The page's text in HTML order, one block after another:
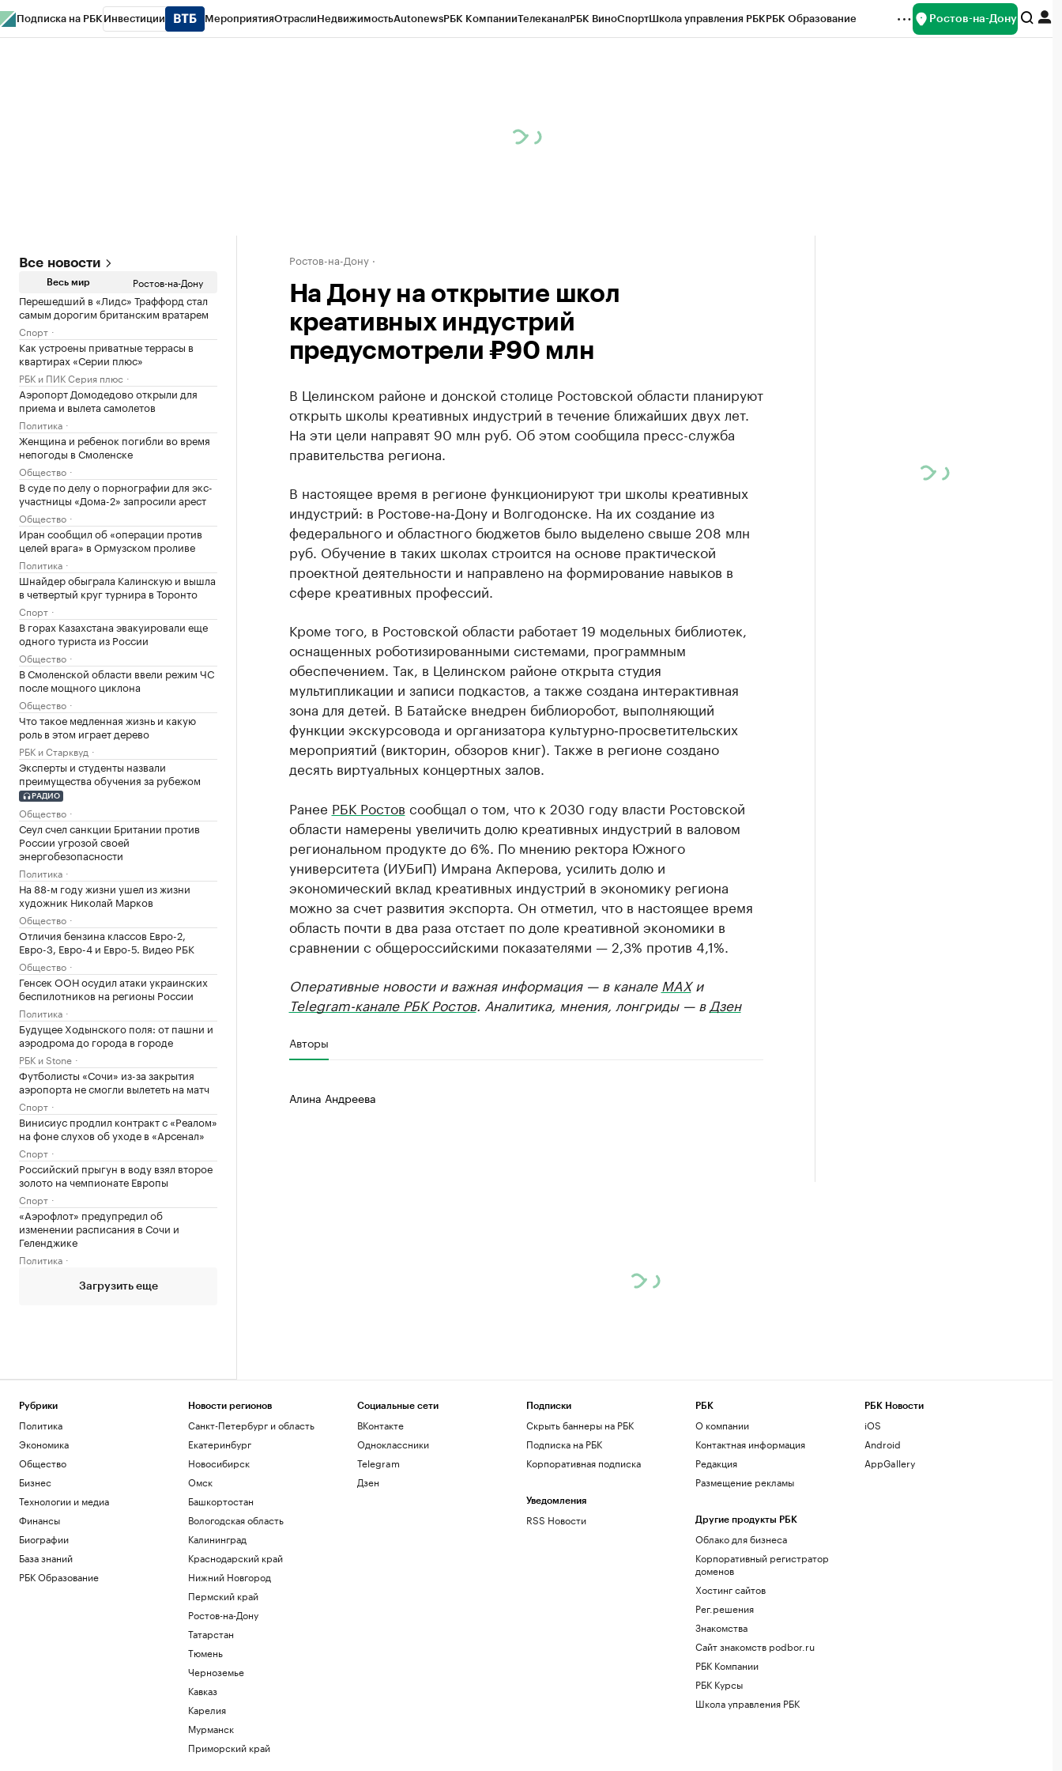
Подписка на РБК Инвестиции МероприятияОтраслиНедвижимостьAutonewsРБК КомпанииТелеканалРБК ВиноСпортШкола управления РБКРБК Образование Ростов-на-Дону
Все новости
Весь мир Ростов-на-Дону
Перешедший в «Лидс» Траффорд стал
самым дорогим британским вратарем
Спорт
Как устроены приватные террасы в
квартирах «Серии плюс»
РБК и ПИК Серия плюс
Аэропорт Домодедово открыли для
приема и вылета самолетов
Политика
Женщина и ребенок погибли во время
непогоды в Смоленске
Общество
В суде по делу о порнографии для экс-
участницы «Дома-2» запросили арест
Общество
Иран сообщил об «операции против
целей врага» в Ормузском проливе
Политика
Шнайдер обыграла Калинскую и вышла
в четвертый круг турнира в Торонто
Спорт
В горах Казахстана эвакуировали еще
одного туриста из России
Общество
В Смоленской области ввели режим ЧС
после мощного циклона
Общество
Что такое медленная жизнь и какую
роль в этом играет дерево
РБК и Старквуд
Эксперты и студенты назвали
преимущества обучения за рубежом
РАДИО
Общество
Сеул счел санкции Британии против
России угрозой своей
энергобезопасности
Политика
На 88-м году жизни ушел из жизни
художник Николай Марков
Общество
Отличия бензина классов Евро-2,
Евро-3, Евро-4 и Евро-5. Видео РБК
Общество
Генсек ООН осудил атаки украинских
беспилотников на регионы России
Политика
Будущее Ходынского поля: от пашни и
аэродрома до города в городе
РБК и Stone
Футболисты «Сочи» из-за закрытия
аэропорта не смогли вылететь на матч
Спорт
Винисиус продлил контракт с «Реалом»
на фоне слухов об уходе в «Арсенал»
Спорт
Российский прыгун в воду взял второе
золото на чемпионате Европы
Спорт
«Аэрофлот» предупредил об
изменении расписания в Сочи и
Геленджике
Политика
Загрузить еще
Ростов-на-Дону
На Дону на открытие школ
креативных индустрий
предусмотрели ₽90 млн
В Целинском районе и донской столице Ростовской области планируют
открыть школы креативных индустрий в течение ближайших двух лет.
На эти цели направят 90 млн руб. Об этом сообщила пресс-служба
правительства региона.
В настоящее время в регионе функционируют три школы креативных
индустрий: в Ростове‑на‑Дону и Волгодонске. На их создание из
федерального и областного бюджетов было выделено свыше 208 млн
руб. Обучение в таких школах строится на основе практической
проектной деятельности и направлено на формирование навыков в
сфере креативных профессий.
Кроме того, в Ростовской области работает 19 модельных библиотек,
оснащенных роботизированными системами, программным
обеспечением. Так, в Целинском районе открыта студия
мультипликации и записи подкастов, а также создана интерактивная
зона для детей. В Батайске внедрен библиоробот, выполняющий
функции экскурсовода и организатора культурно‑просветительских
мероприятий (викторин, обзоров книг). Также в регионе создано
десять виртуальных концертных залов.
Ранее РБК Ростов сообщал о том, что к 2030 году власти Ростовской
области намерены увеличить долю креативных индустрий в валовом
региональном продукте до 6%. По мнению ректора Южного
университета (ИУБиП) Имрана Акперова, усилить долю и
экономический вклад креативных индустрий в экономику региона
можно за счет развития экспорта. Он отметил, что в настоящее время
область почти в два раза отстает по доле креативной экономики в
сравнении с общероссийскими показателями — 2,3% против 4,1%.
Оперативные новости и важная информация — в канале MAXи
Telegram-канале РБК Ростов. Аналитика, мнения, лонгриды — в Дзен
Авторы
Алина Андреева
Рубрики
Политика
Экономика
Общество
Бизнес
Технологии и медиа
Финансы
Биографии
База знаний
РБК Образование
Новости регионов
Санкт-Петербург и область
Екатеринбург
Новосибирск
Омск
Башкортостан
Вологодская область
Калининград
Краснодарский край
Нижний Новгород
Пермский край
Ростов-на-Дону
Татарстан
Тюмень
Черноземье
Кавказ
Карелия
Мурманск
Приморский край
Социальные сети
ВКонтакте
Одноклассники
Telegram
Дзен
Подписки
Скрыть баннеры на РБК
Подписка на РБК
Корпоративная подписка
Уведомления
RSS Новости
РБК
О компании
Контактная информация
Редакция
Размещение рекламы
Другие продукты РБК
Облако для бизнеса
Корпоративный регистратор
доменов
Хостинг сайтов
Рег.решения
Знакомства
Сайт знакомств podbor.ru
РБК Компании
РБК Курсы
Школа управления РБК
РБК Новости
iOS
Android
AppGallery